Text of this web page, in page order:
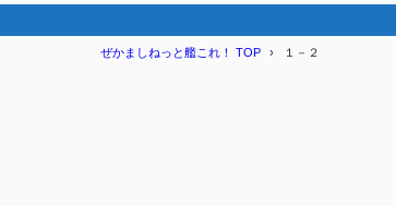
ぜかましねっと艦これ！ TOP １－２